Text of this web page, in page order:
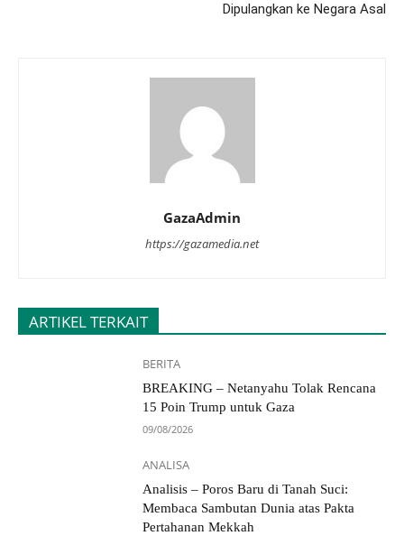
Dipulangkan ke Negara Asal
GazaAdmin
https://gazamedia.net
ARTIKEL TERKAIT
BERITA
BREAKING – Netanyahu Tolak Rencana
15 Poin Trump untuk Gaza
09/08/2026
ANALISA
Analisis – Poros Baru di Tanah Suci:
Membaca Sambutan Dunia atas Pakta
Pertahanan Mekkah